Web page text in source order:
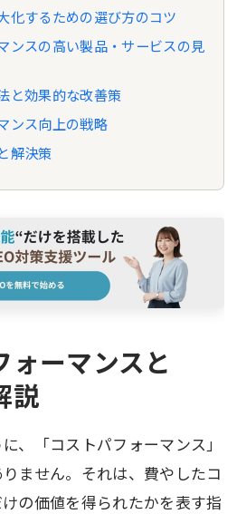
化するための選び方のコツ
ンスの高い製品・サービスの見
と効果的な改善策
ンス向上の戦略
解決策
ォーマンスと
説
、「コストパフォーマンス」
ません。それは、費やしたコ
の価値を得られたかを表す指